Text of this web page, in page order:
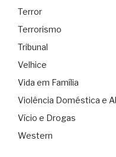
Terror
Terrorismo
Tribunal
Velhice
Vida em Família
Violência Doméstica e
Vício e Drogas
Western